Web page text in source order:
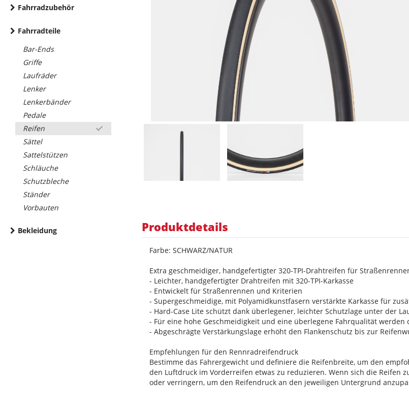
Fahrradzubehör
Fahrradteile
Bar-Ends
Griffe
Laufräder
Lenker
Lenkerbänder
Pedale
Reifen
Sättel
Sattelstützen
Schläuche
Schutzbleche
Ständer
Vorbauten
Bekleidung Produktdetails
Farbe: SCHWARZ/NATUR
Extra geschmeidiger, handgefertigter 320-TPI-Drahtreifen für
- Leichter, handgefertigter Drahtreifen mit 320-TPI-Karkasse
- Entwickelt für Straßenrennen und Kriterien
- Supergeschmeidige, mit Polyamidkunstfasern verstärkte Karkasse für
- Hard-Case Lite schützt dank überlegener, leichter Schutzlage unter der
- Für eine hohe Geschmeidigkeit und eine überlegene Fahrqualität
- Abgeschrägte Verstärkungslage erhöht den Flankenschutz bis zur
Empfehlungen für den Rennradreifendruck
Bestimme das Fahrergewicht und definiere die Reifenbreite, um den
den Luftdruck im Vorderreifen etwas zu reduzieren. Wenn sich die Reifen
oder verringern, um den Reifendruck an den jeweiligen Untergrund